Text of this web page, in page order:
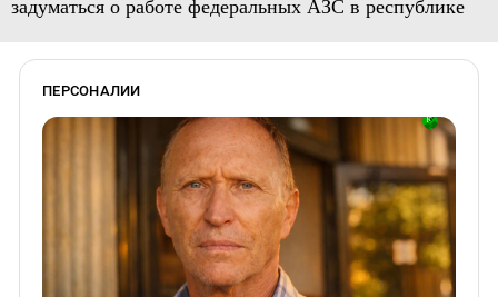
задуматься о работе федеральных АЗС в республике
ПЕРСОНАЛИИ